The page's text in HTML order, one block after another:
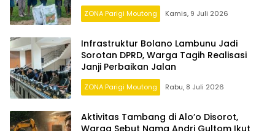
ZONA Parigi Moutong Kamis, 9 Juli 2026
Infrastruktur Bolano Lambunu Jadi
Sorotan DPRD, Warga Tagih Realisasi
Janji Perbaikan Jalan
ZONA Parigi Moutong Rabu, 8 Juli 2026
Aktivitas Tambang di Alo’o Disorot,
Warga Sebut Nama Andri Gultom Ikut